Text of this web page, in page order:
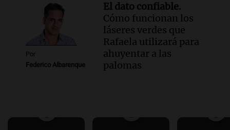
Por
Federico Albarenque
El dato confiable.
Cómo funcionan los
láseres verdes que
Rafaela utilizará para
ahuyentar a las
palomas